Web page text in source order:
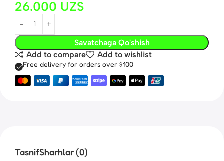
26.000 UZS
Savatchaga Qo'shish
Add to compare
Add to wishlist
Free delivery for orders over $100
TasnifSharhlar (0)